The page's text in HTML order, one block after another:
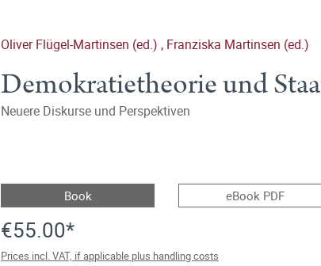
Oliver Flügel-Martinsen (ed.) , Franziska Martinsen (ed.)
Demokratietheorie und
Neuere Diskurse und Perspektiven
Book eBook PDF
€55.00*
Prices incl. VAT, if applicable plus handling costs